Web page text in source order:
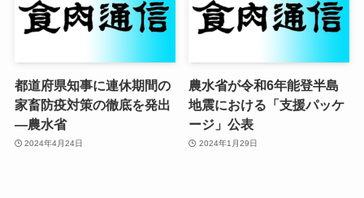
都道府県知事に連休期間の
家畜防疫対策の徹底を発出
—農水省
2024年4月24日
農水省が令和6年能登半島
地震における「支援パッケ
ージ」公表
2024年1月29日